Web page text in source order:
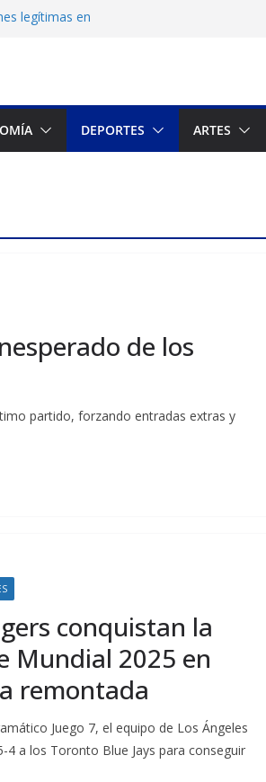
legítimas en
Purja tras avalancha
DEPORTES ARTES
de los
partido, forzando entradas extras y
conquistan la
Mundial 2025 en
remontada
Juego 7, el equipo de Los Ángeles
4 a los Toronto Blue Jays para conseguir